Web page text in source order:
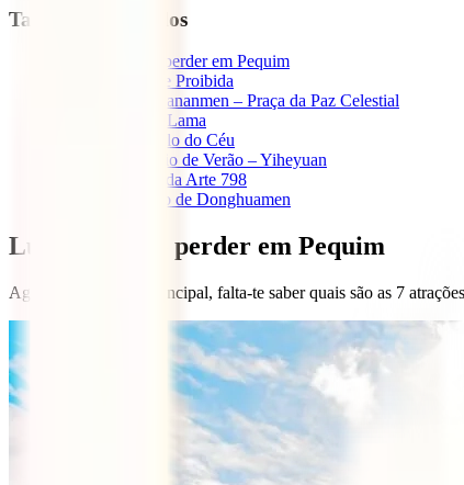
Tabla de contenidos
Lugares a não perder em Pequim
A cidade Proibida
Praça Tiananmen – Praça da Paz Celestial
Templo Lama
O Templo do Céu
O Palácio de Verão – Yiheyuan
Distrito da Arte 798
Mercado de Donghuamen
Lugares a não perder em Pequim
Agora que já tens o principal, falta-te saber quais são as 7